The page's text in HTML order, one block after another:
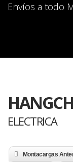
Envíos a todo
ELECTRICA
Montacargas